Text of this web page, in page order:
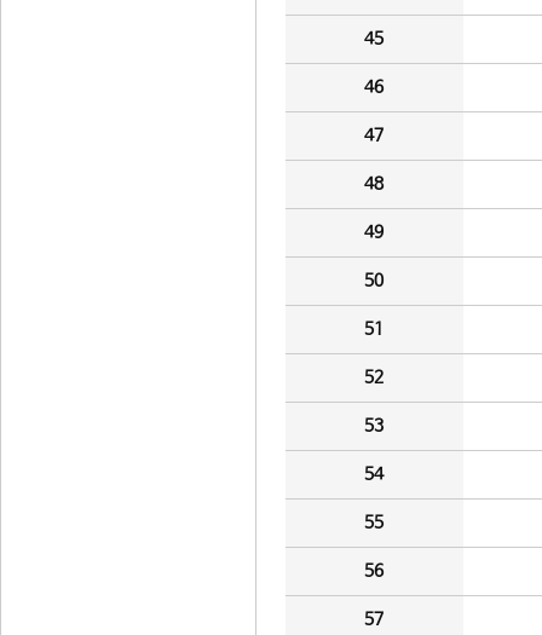
45
46
47
48
49
50
51
52
53
54
55
56
57